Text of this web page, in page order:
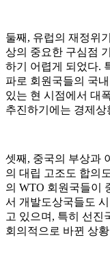
둘째, 유럽의 재정위
상의 중요한 구심점
하기 어렵게 되었다.
파로 회원국들의 국
있는 현 시점에서 대
추진하기에는 경제
셋째, 중국의 부상과
의 대립 고조도 합의
의 WTO 회원국들이
서 개발도상국들도
고 있으며, 특히 선진
회의적으로 바뀐 상